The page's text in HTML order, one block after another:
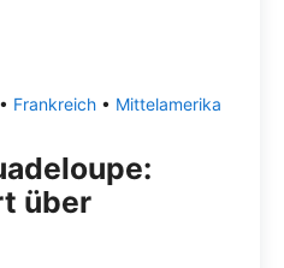
• Frankreich • Mittelamerika
über